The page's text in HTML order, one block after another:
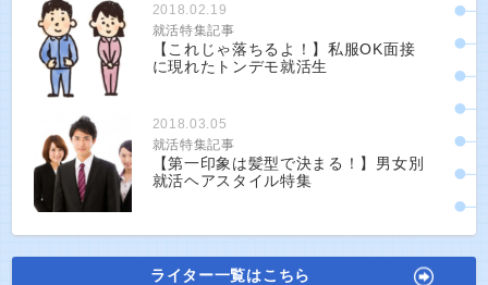
2018.02.19
就活特集記事
【これじゃ落ちるよ！】私服OK面接
に現れたトンデモ就活生
2018.03.05
就活特集記事
【第一印象は髪型で決まる！】男女別
就活ヘアスタイル特集
ライター一覧はこちら